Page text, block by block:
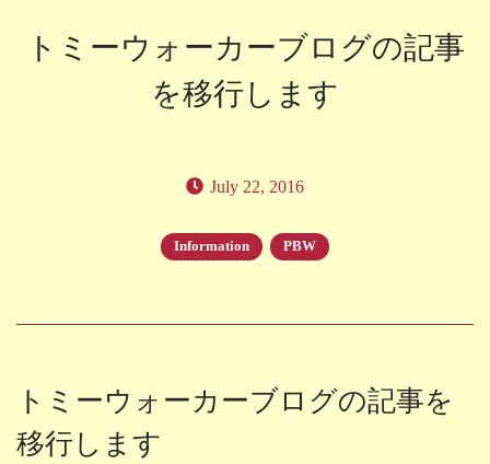
トミーウォーカーブログの記事
を移行します
July 22, 2016
Information PBW
トミーウォーカーブログの記事を
移行します